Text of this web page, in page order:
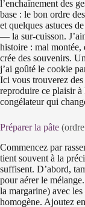
l’enchaînement des
base : le bon ordre
et quelques astuces
— la sur-cuisson.
histoire : mal montée,
crée des souvenirs.
j’ai goûté le cookie
Ici vous trouverez
reproduire ce plaisir
congélateur qui
Préparer la pâte
Commencez par
tient souvent à la
suffisent. D’abord,
pour aérer le
la margarine) avec
homogène. Ajoutez